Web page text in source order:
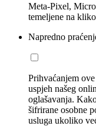
Meta-Pixel,
temeljene na
Napredno
Prihvaćanjem
uspjeh našeg
oglašavanja.
šifrirane osobne
usluga ukoliko